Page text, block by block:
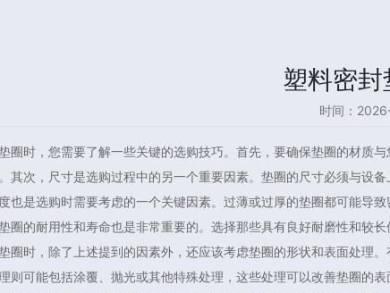
塑料密
时间：
圈时，您需要了解一些关键的选购技巧。首先，要确保垫圈的材质
其次，尺寸是选购过程中的另一个重要因素。垫圈的尺寸必须与设
也是选购时需要考虑的一个关键因素。过薄或过厚的垫圈都可能导
圈的耐用性和寿命也是非常重要的。选择那些具有良好耐磨性和较
圈时，除了上述提到的因素外，还应该考虑垫圈的形状和表面处理
则可能包括涂覆、抛光或其他特殊处理，这些处理可以改善垫圈的表